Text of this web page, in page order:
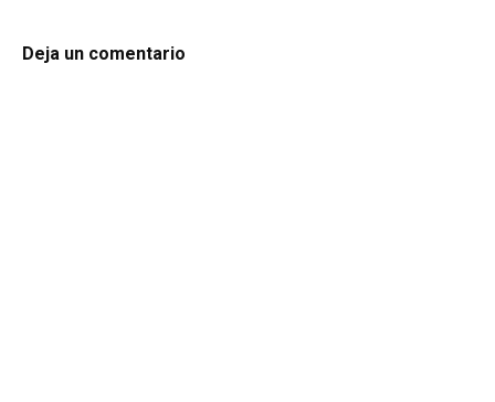
Deja un comentario